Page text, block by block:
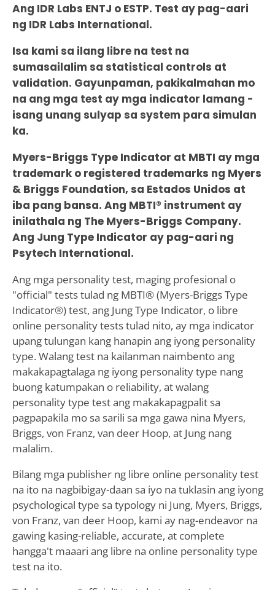
Ang IDR Labs ENTJ o ESTP. Test ay pag-aari
ng IDR Labs International.
Isa kami sa ilang libre na test na
sumasailalim sa statistical controls at
validation. Gayunpaman, pakikalmahan mo
na ang mga test ay mga indicator lamang -
isang unang sulyap sa system para simulan
ka.
Myers-Briggs Type Indicator at MBTI ay mga
trademark o registered trademarks ng Myers
& Briggs Foundation, sa Estados Unidos at
iba pang bansa. Ang MBTI® instrument ay
inilathala ng The Myers-Briggs Company.
Ang Jung Type Indicator ay pag-aari ng
Psytech International.
Ang mga personality test, maging profesional o
"official" tests tulad ng MBTI® (Myers-Briggs Type
Indicator®) test, ang Jung Type Indicator, o libre
online personality tests tulad nito, ay mga indicator
upang tulungan kang hanapin ang iyong personality
type. Walang test na kailanman naimbento ang
makakapagtalaga ng iyong personality type nang
buong katumpakan o reliability, at walang
personality type test ang makakapagpalit sa
pagpapakila mo sa sarili sa mga gawa nina Myers,
Briggs, von Franz, van deer Hoop, at Jung nang
malalim.
Bilang mga publisher ng libre online personality test
na ito na nagbibigay-daan sa iyo na tuklasin ang iyong
psychological type sa typology ni Jung, Myers, Briggs,
von Franz, van deer Hoop, kami ay nag-endeavor na
gawing kasing-reliable, accurate, at complete
hangga't maaari ang libre na online personality type
test na ito.